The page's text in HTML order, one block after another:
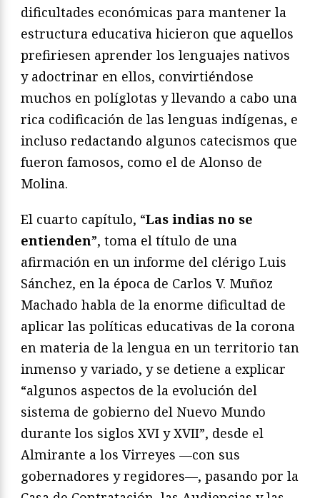
dificultades económicas para mantener la
estructura educativa hicieron que aquellos
prefiriesen aprender los lenguajes nativos
y adoctrinar en ellos, convirtiéndose
muchos en políglotas y llevando a cabo una
rica codificación de las lenguas indígenas, e
incluso redactando algunos catecismos que
fueron famosos, como el de Alonso de
Molina.
El cuarto capítulo, “Las indias no se
entienden”, toma el título de una
afirmación en un informe del clérigo Luis
Sánchez, en la época de Carlos V. Muñoz
Machado habla de la enorme dificultad de
aplicar las políticas educativas de la corona
en materia de la lengua en un territorio tan
inmenso y variado, y se detiene a explicar
“algunos aspectos de la evolución del
sistema de gobierno del Nuevo Mundo
durante los siglos XVI y XVII”, desde el
Almirante a los Virreyes —con sus
gobernadores y regidores—, pasando por la